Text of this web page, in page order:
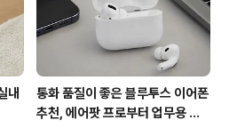
내
통화 품질이 좋은 블루투스 이어폰
추천, 에어팟 프로부터 업무용 이